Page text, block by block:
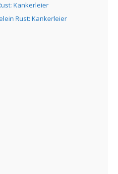
Kankerleier
Rust: Kankerleier